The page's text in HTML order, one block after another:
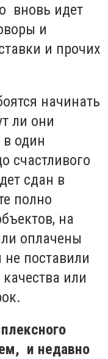
вновь идет
и
и прочих
начинать
ли они
в один
счастливого
сдан в
полно
на
оплачены
не поставили
или
и недавно